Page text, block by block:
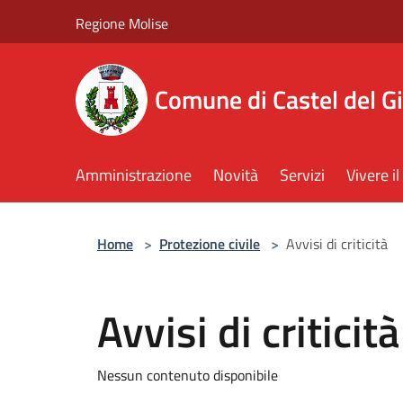
Regione Molise
Comune di Castel del
Amministrazione Novità Servizi Vivere
Home > Protezione civile > Avvisi di criticità
Avvisi di criticità
Nessun contenuto disponibile